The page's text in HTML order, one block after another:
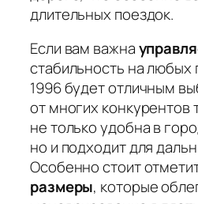
длительных поездок.
Если вам важна
стабильность на любых
1996будет отличным
от многих конкурентов
не только удобна в
но и подходит для
Особенно стоит
размеры, которые